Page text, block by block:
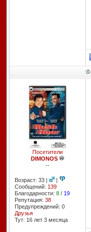
Посетители
DIMONOS
--
Возраст: 33 |
|
Сообщений: 139
Благодарности: 8/ 19
Репутация: 38
Предупреждений: 0
Друзья
Тут: 16 лет 3 месяцa